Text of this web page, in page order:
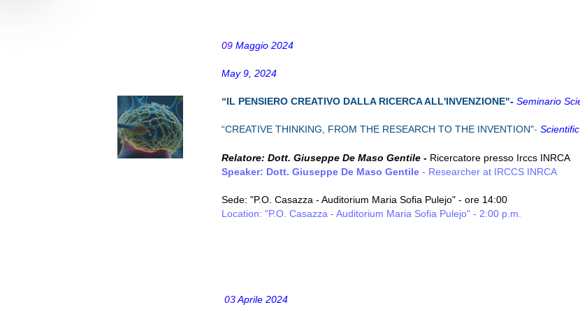
09 Maggio 2024
May 9, 2024
“IL PENSIERO CREATIVO DALLA RICERCA ALL'INVENZIONE"- Seminario
“CREATIVE THINKING, FROM THE RESEARCH TO THE INVENTION"-
Relatore: Dott. Giuseppe De Maso Gentile - Ricercatore presso Irccs INRCA
Speaker: Dott. Giuseppe De Maso Gentile - Researcher at IRCCS INRCA
Sede: "P.O. Casazza - Auditorium Maria Sofia Pulejo" - ore 14:00
Location: "P.O. Casazza - Auditorium Maria Sofia Pulejo" - 2:00 p.m.
03Aprile 2024